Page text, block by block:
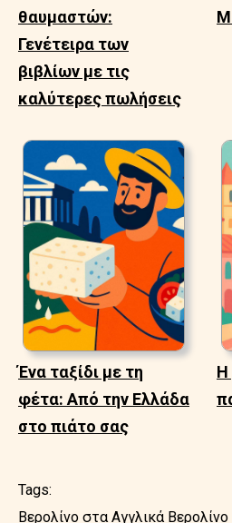
θαυμαστών:
Γενέτειρα των
βιβλίων με τις
καλύτερες πωλήσεις
Ένα ταξίδι με τη
φέτα: Από την Ελλάδα
στο πιάτο σας
Η
Tags:
Βερολίνο στα Αγγλικά